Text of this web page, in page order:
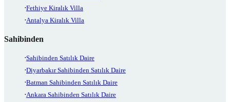
Fethiye Kiralık Villa
Antalya Kiralık Villa
Sahibinden
Sahibinden Satılık Daire
Diyarbakır Sahibinden Satılık Daire
Batman Sahibinden Satılık Daire
Ankara Sahibinden Satılık Daire